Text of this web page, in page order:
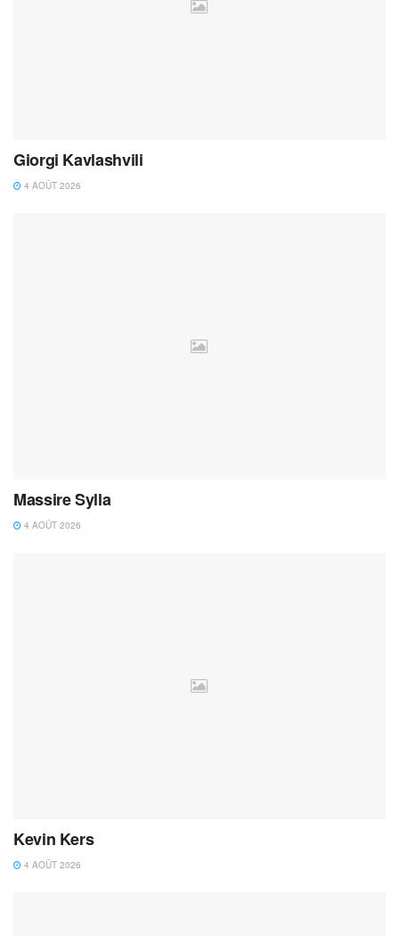
Giorgi Kavlashvili
4 AOÛT 2026
Massire Sylla
4 AOÛT 2026
Kevin Kers
4 AOÛT 2026